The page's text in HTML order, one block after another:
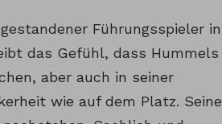
Führungsspieler in
das Gefühl, dass Hummels
aber auch in seiner
wie auf dem Platz. Seine